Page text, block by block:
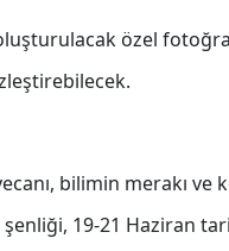
özel
bilimin merakı
19-21 Haziran